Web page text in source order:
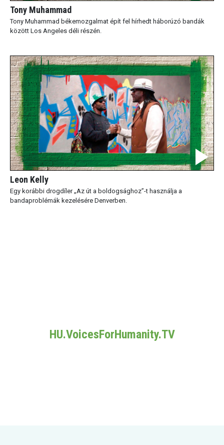
Tony Muhammad
Tony Muhammad békemozgalmat épít fel hírhedt háborúzó bandák
között Los Angeles déli részén.
Leon Kelly
Egy korábbi drogdíler „Az út a boldogsághoz”-t használja a
bandaproblémák kezelésére Denverben.
HU.VoicesForHumanity.TV